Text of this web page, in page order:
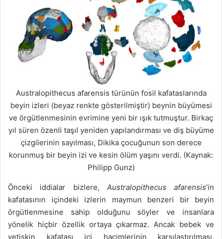
Australopithecus afarensis türünün fosil kafataslarında
beyin izleri (beyaz renkte gösterilmiştir) beynin büyümesi
ve örgütlenmesinin evrimine yeni bir ışık tutmuştur. Birkaç
yıl süren özenli taşıl yeniden yapılandırması ve diş büyüme
çizgilerinin sayılması, Dikika çocuğunun son derece
korunmuş bir beyin izi ve kesin ölüm yaşını verdi. (Kaynak:
Philipp Gunz)
Önceki iddialar bizlere, Australopithecus afarensis‘in
kafatasının içindeki izlerin maymun benzeri bir beyin
örgütlenmesine sahip olduğunu söyler ve insanlara
yönelik hiçbir özellik ortaya çıkarmaz. Ancak bebek ve
yetişkin kafatası içi hacimlerinin karşılaştırılması,